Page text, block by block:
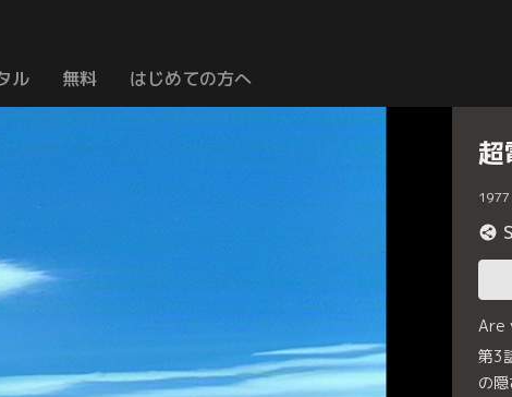
ル 無料 はじめての方へ
1977
Are
第3
の